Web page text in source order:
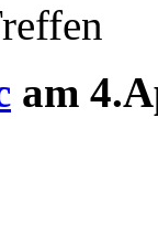
am